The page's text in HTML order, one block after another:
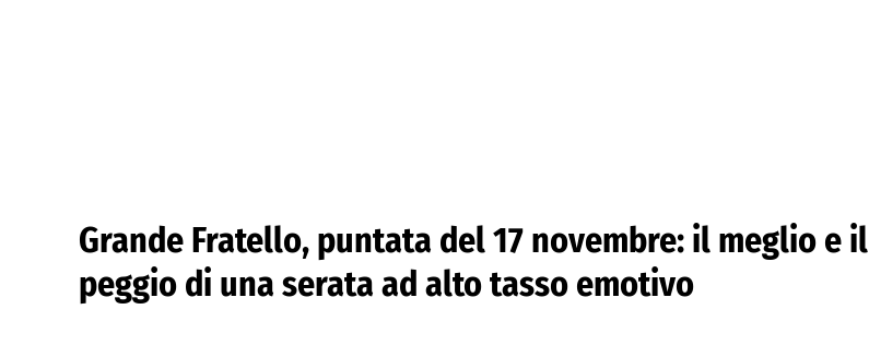
Grande Fratello, puntata del 17 novembre: il meglio e il
peggio di una serata ad alto tasso emotivo